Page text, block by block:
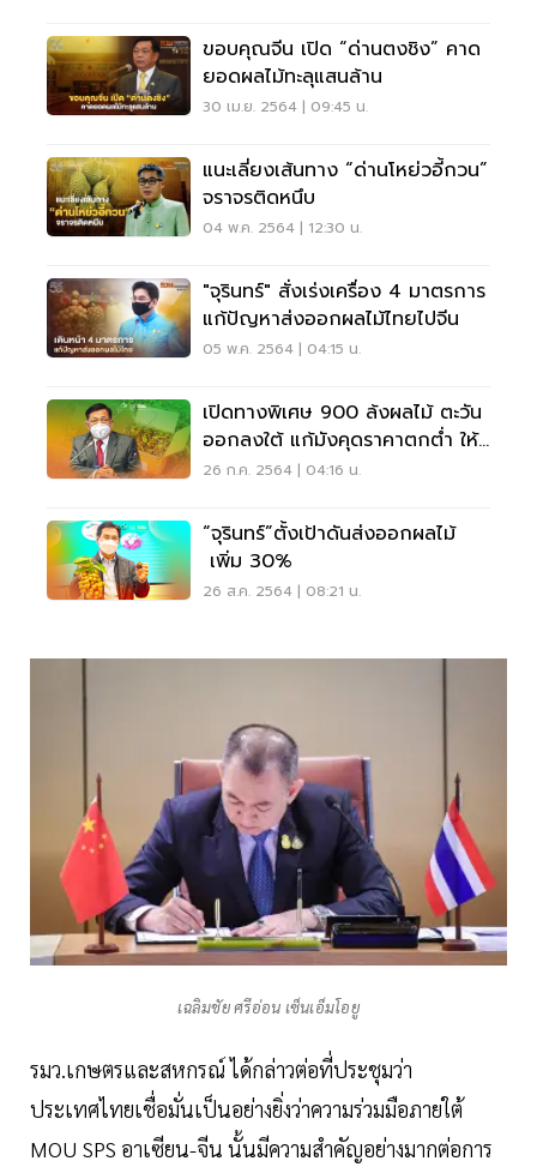
ขอบคุณจีน เปิด “ด่านตงชิง” คาด
ยอดผลไม้ทะลุแสนล้าน
30 เม.ย. 2564 | 09:45 น.
แนะเลี่ยงเส้นทาง “ด่านโหย่วอี้กวน”
จราจรติดหนึบ
04 พ.ค. 2564 | 12:30 น.
"จุรินทร์" สั่งเร่งเครื่อง 4 มาตรการ
แก้ปัญหาส่งออกผลไม้ไทยไปจีน
05 พ.ค. 2564 | 04:15 น.
เปิดทางพิเศษ 900 ล้งผลไม้ ตะวัน
ออกลงใต้ แก้มังคุดราคาตกต่ำ ให้
เร็วที่สุด
26 ก.ค. 2564 | 04:16 น.
​“จุรินทร์”ตั้งเป้าดันส่งออกผลไม้
เพิ่ม 30%
26 ส.ค. 2564 | 08:21 น.
เฉลิมชัย ศรีอ่อน เซ็นเอ็มโอยู
รมว.เกษตรและสหกรณ์ ได้กล่าวต่อที่ประชุมว่า
ประเทศไทยเชื่อมั่นเป็นอย่างยิ่งว่าความร่วมมือภายใต้
MOU SPS อาเซียน-จีน นั้นมีความสำคัญอย่างมากต่อการ